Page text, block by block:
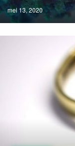
Posted
on
mei 13, 2020